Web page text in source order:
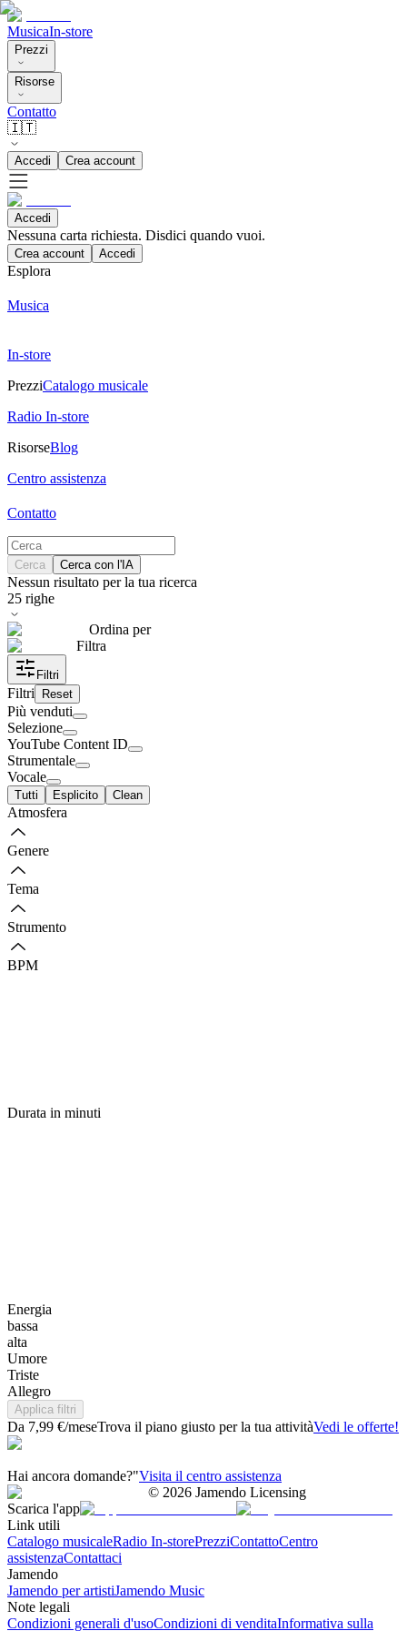
MusicaIn-store
Prezzi
Risorse
Contatto
🇮🇹
Accedi Crea account
Accedi
Nessuna carta richiesta. Disdici quando vuoi.
Crea account Accedi
Esplora
Musica
In-store
PrezziCatalogo musicale
Radio In-store
RisorseBlog
Centro assistenza
Contatto
Cerca Cerca con l'IA
Nessun risultato per la tua ricerca
25 righe
Ordina per
Filtra
Filtri
Filtri Reset
Più venduti
Selezione
YouTube Content ID
Strumentale
Vocale
Tutti Esplicito Clean
Atmosfera
Genere
Tema
Strumento
BPM
Durata in minuti
Energia
bassa
alta
Umore
Triste
Allegro
Applica filtri
Da 7,99 €/meseTrova il piano giusto per la tua attivitàVedi le offerte!
Hai ancora domande?"Visita il centro assistenza
© 2026 Jamendo Licensing
Scarica l'app
Link utili
Catalogo musicaleRadio In-storePrezziContattoCentro
assistenzaContattaci
Jamendo
Jamendo per artistiJamendo Music
Note legali
Condizioni generali d'usoCondizioni di venditaInformativa sulla